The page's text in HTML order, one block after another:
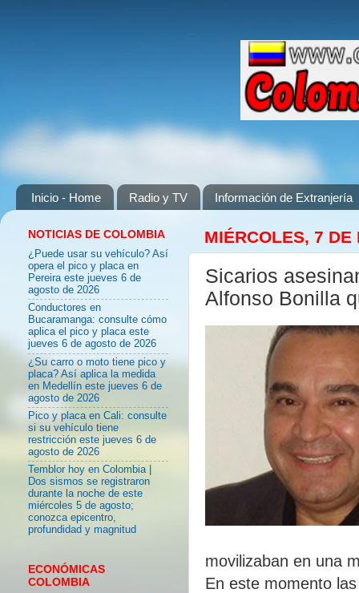
Inicio - Home Radio y TV Información de Extranjería
MIÉRCOLES, 7 DE
Sicarios
Alfonso Bonilla
movilizaban en una
En este momento
NOTICIAS DE COLOMBIA
¿Puede usar su vehículo? Así
opera el pico y placa en
Pereira este jueves 6 de
agosto de 2026
Conductores en
Bucaramanga: consulte cómo
aplica el pico y placa este
jueves 6 de agosto de 2026
¿Su carro o moto tiene pico y
placa? Así aplica la medida
en Medellín este jueves 6 de
agosto de 2026
Pico y placa en Cali: consulte
si su vehículo tiene
restricción este jueves 6 de
agosto de 2026
Temblor hoy en Colombia |
Dos sismos se registraron
durante la noche de este
miércoles 5 de agosto;
conozca epicentro,
profundidad y magnitud
ECONÓMICAS
COLOMBIA